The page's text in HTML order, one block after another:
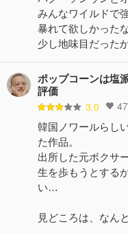
みんなワイルドで
暴れて欲しかったな
少し地味目だったか
ポップコーンは塩
評価
3.0 47
韓国ノワールらし
た作品。
出所した元ボクサ
生を歩もうとする
い…
見どころは、なん